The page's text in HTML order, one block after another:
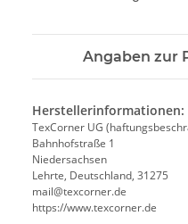
Angaben zur
Herstellerinformationen:
TexCorner UG
Bahnhofstraße 1
Niedersachsen
Lehrte, Deutschland, 31275
mail@texcorner.de
https://www.texcorner.de